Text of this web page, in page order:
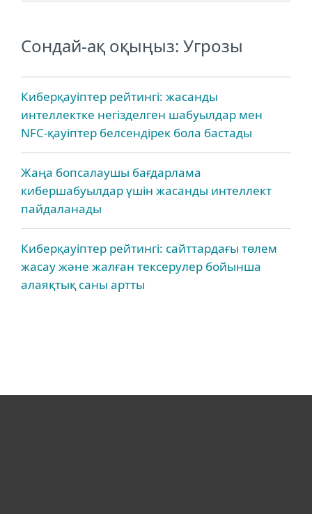
Сондай-ақ оқыңыз: Угрозы
Киберқауіптер рейтингі: жасанды
интеллектке негізделген шабуылдар мен
NFC-қауіптер белсендірек бола бастады
Жаңа бопсалаушы бағдарлама
кибершабуылдар үшін жасанды интеллект
пайдаланады
Киберқауіптер рейтингі: сайттардағы төлем
жасау және жалған тексерулер бойынша
алаяқтық саны артты